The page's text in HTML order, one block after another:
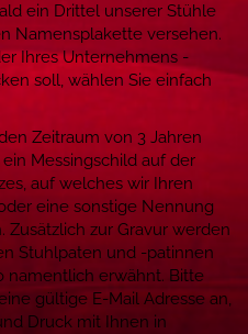
ein Drittel unserer Stühle
Namensplakette versehen.
Ihres Unternehmens -
soll, wählen Sie einfach
Zeitraum von 3 Jahren
Messingschild auf der
auf welches wir Ihren
eine sonstige Nennung
Zusätzlich zur Gravur werden
Stuhlpaten und -patinnen
namentlich erwähnt. Bitte
gültige E-Mail Adresse an,
Druck mit Ihnen in